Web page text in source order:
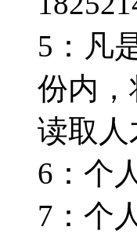
5：凡
份内
读取人
6：个
7：个